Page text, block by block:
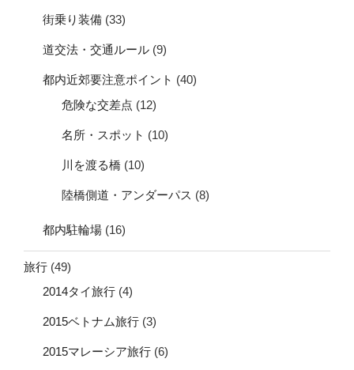
街乗り装備 (33)
道交法・交通ルール (9)
都内近郊要注意ポイント (40)
危険な交差点 (12)
名所・スポット (10)
川を渡る橋 (10)
陸橋側道・アンダーパス (8)
都内駐輪場 (16)
旅行 (49)
2014タイ旅行 (4)
2015ベトナム旅行 (3)
2015マレーシア旅行 (6)